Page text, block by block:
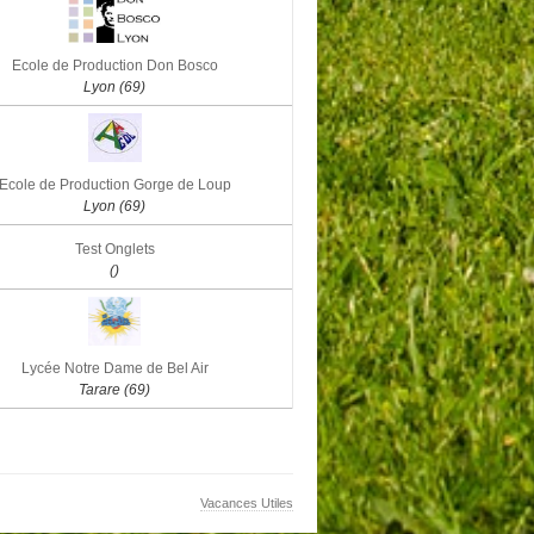
Ecole de Production Don Bosco
Lyon (69)
Ecole de Production Gorge de Loup
Lyon (69)
Test Onglets
()
Lycée Notre Dame de Bel Air
Tarare (69)
Vacances Utiles